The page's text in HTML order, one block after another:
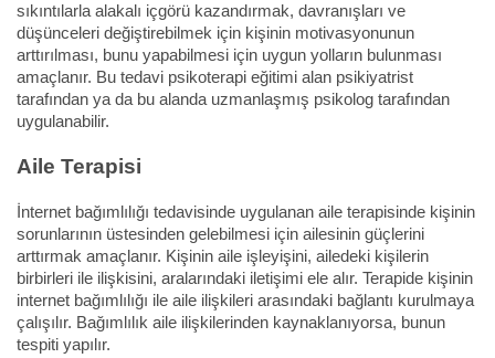
sıkıntılarla alakalı içgörü kazandırmak, davranışları ve
düşünceleri değiştirebilmek için kişinin motivasyonunun
arttırılması, bunu yapabilmesi için uygun yolların bulunması
amaçlanır. Bu tedavi psikoterapi eğitimi alan psikiyatrist
tarafından ya da bu alanda uzmanlaşmış psikolog tarafından
uygulanabilir.
Aile Terapisi
İnternet bağımlılığı tedavisinde uygulanan aile terapisinde kişinin
sorunlarının üstesinden gelebilmesi için ailesinin güçlerini
arttırmak amaçlanır. Kişinin aile işleyişini, ailedeki kişilerin
birbirleri ile ilişkisini, aralarındaki iletişimi ele alır. Terapide kişinin
internet bağımlılığı ile aile ilişkileri arasındaki bağlantı kurulmaya
çalışılır. Bağımlılık aile ilişkilerinden kaynaklanıyorsa, bunun
tespiti yapılır.